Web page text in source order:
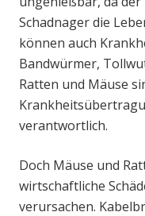
Schadnager die
können auch
Bandwürmer,
Ratten und Mäuse
verantwortlich.
Doch Mäuse und
wirtschaftliche
verursachen.